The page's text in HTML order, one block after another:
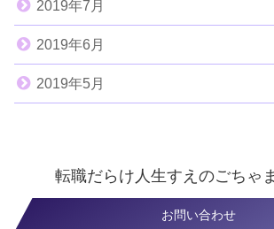
2019年7月
2019年6月
2019年5月
転職だらけ人生すえのごちゃ
お問い合わせ